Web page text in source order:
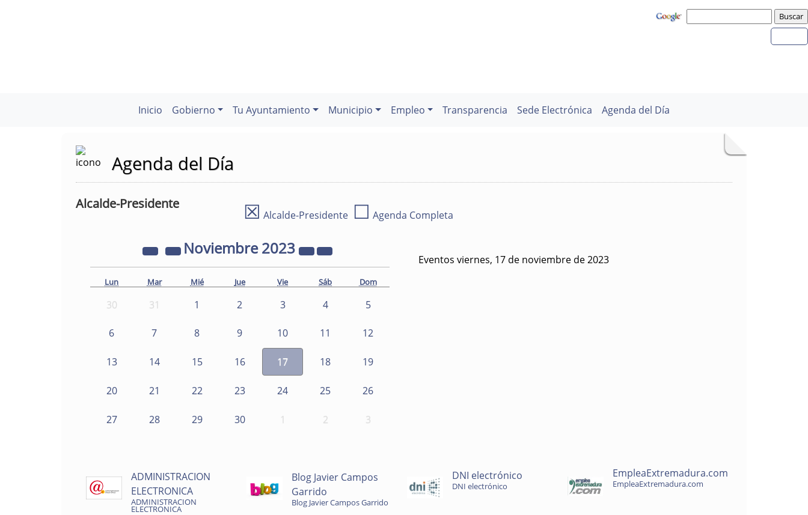
Inicio Gobierno Tu Ayuntamiento Municipio Empleo Transparencia Sede Electrónica Agenda del Día
Agenda del Día
Alcalde-Presidente ☒ Alcalde-Presidente ☐ Agenda Completa
Noviembre2023
Lun Mar Mié Jue Vie Sáb Dom
30 31 1 2 3 4 5
6 7 8 9 10 11 12
13 14 15 16 17 18 19
20 21 22 23 24 25 26
27 28 29 30 1 2 3
Eventos viernes, 17 de noviembre de 2023
ADMINISTRACION
ELECTRONICA
ADMINISTRACION
ELECTRONICA
Blog Javier Campos
Garrido
Blog Javier Campos Garrido
DNI electrónico
DNI electrónico
EmpleaExtremadura.com
EmpleaExtremadura.com